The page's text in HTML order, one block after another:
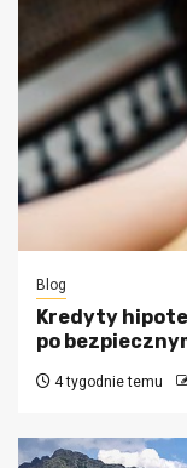
Blog
Kredyty
po
4 tygodnie temu